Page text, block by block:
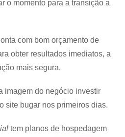
o momento para a transição a
com bom orçamento de
obter resultados imediatos, a
mais segura.
imagem do negócio investir
site bugar nos primeiros dias.
tem planos de hospedagem